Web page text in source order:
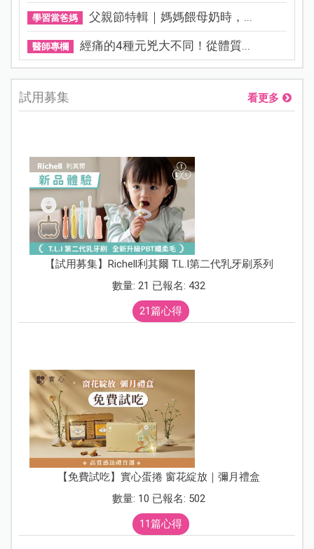
學習當爸媽 父親節特輯｜媽媽餵母奶時，...
醫師專欄 經痛的4種元兇大不同！從體質...
試用募集 看更多
【試用募集】Richell利其爾 T.L.I第二代乳牙刷系列
數量: 21 已報名: 432
21篇心得
【免費試吃】實心蛋捲 窗花綻放｜彌月禮盒
數量: 10 已報名: 502
11篇心得